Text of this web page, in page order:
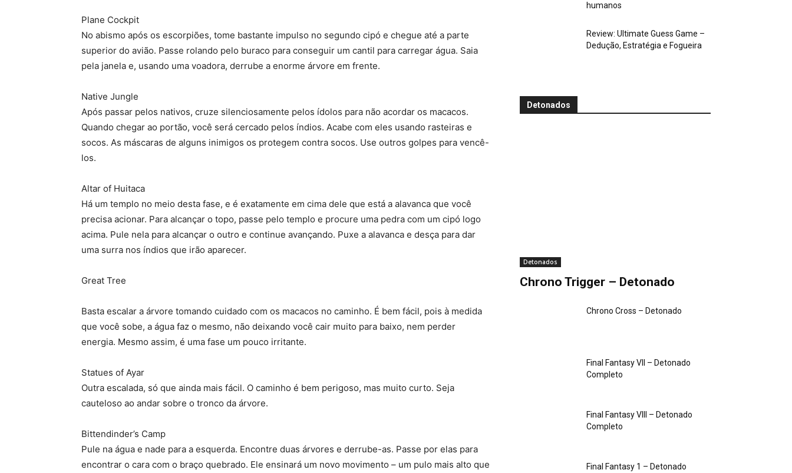
Plane Cockpit
No abismo após os escorpiões, tome bastante impulso no segundo cipó e chegue até a parte
superior do avião. Passe rolando pelo buraco para conseguir um cantil para carregar água. Saia
pela janela e, usando uma voadora, derrube a enorme árvore em frente.
Native Jungle
Após passar pelos nativos, cruze silenciosamente pelos ídolos para não acordar os macacos.
Quando chegar ao portão, você será cercado pelos índios. Acabe com eles usando rasteiras e
socos. As máscaras de alguns inimigos os protegem contra socos. Use outros golpes para vencê-
los.
Altar of Huitaca
Há um templo no meio desta fase, e é exatamente em cima dele que está a alavanca que você
precisa acionar. Para alcançar o topo, passe pelo templo e procure uma pedra com um cipó logo
acima. Pule nela para alcançar o outro e continue avançando. Puxe a alavanca e desça para dar
uma surra nos índios que irão aparecer.
Great Tree
Basta escalar a árvore tomando cuidado com os macacos no caminho. É bem fácil, pois à medida
que você sobe, a água faz o mesmo, não deixando você cair muito para baixo, nem perder
energia. Mesmo assim, é uma fase um pouco irritante.
Statues of Ayar
Outra escalada, só que ainda mais fácil. O caminho é bem perigoso, mas muito curto. Seja
cauteloso ao andar sobre o tronco da árvore.
Bittendinder’s Camp
Pule na água e nade para a esquerda. Encontre duas árvores e derrube-as. Passe por elas para
encontrar o cara com o braço quebrado. Ele ensinará um novo movimento – um pulo mais alto que
humanos
Review: Ultimate Guess Game –
Dedução, Estratégia e Fogueira
Detonados
Detonados
Chrono Trigger – Detonado
Chrono Cross – Detonado
Final Fantasy VII – Detonado
Completo
Final Fantasy VIII – Detonado
Completo
Final Fantasy 1 – Detonado